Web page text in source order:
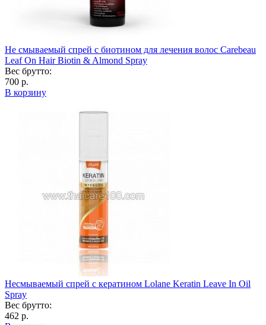
Не смываемый спрей с биотином для лечения волос Carebeau
Leaf On Hair Biotin & Almond Spray
Вес брутто:
700 р.
В корзину
Несмываемый спрей с кератином Lolane Keratin Leave In Oil
Spray
Вес брутто:
462 р.